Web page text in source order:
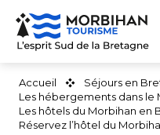
Aller
contenu
Accueil
Séjours en
Les hébergements dans le
Les hôtels du Morbihan en
Réservez l’hôtel du